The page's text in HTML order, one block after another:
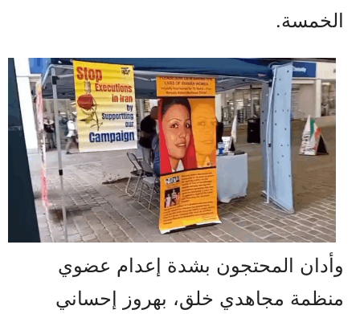
الخمسة.
وأدان المحتجون بشدة إعدام عضوي
منظمة مجاهدي خلق، بهروز إحساني